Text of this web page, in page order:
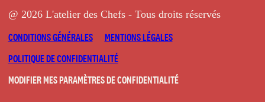
@ 2026 L'atelier des Chefs - Tous droits réservés
CONDITIONS GÉNÉRALES
MENTIONS LÉGALES
POLITIQUE DE CONFIDENTIALITÉ
MODIFIER MES PARAMÈTRES DE CONFIDENTIALITÉ